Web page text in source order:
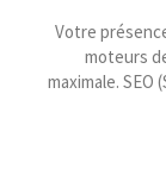
Votre
moteurs
maximale. SEO